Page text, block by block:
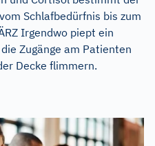
Schlafbedürfnis bis zum
Irgendwo piept ein
Zugänge am Patienten
Decke flimmern.